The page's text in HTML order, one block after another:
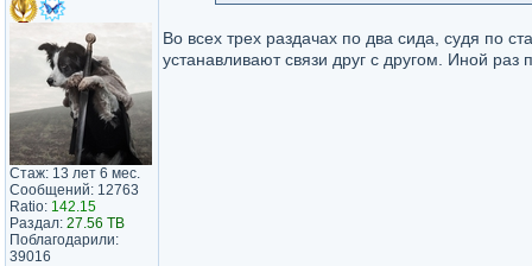
Стаж: 13 лет 6 мес.
Сообщений: 12763
Ratio: 142.15
Раздал: 27.56 TB
Поблагодарили:
39016
Во всех трех раздачах по два сида, судя по
устанавливают связи друг с другом. Иной раз